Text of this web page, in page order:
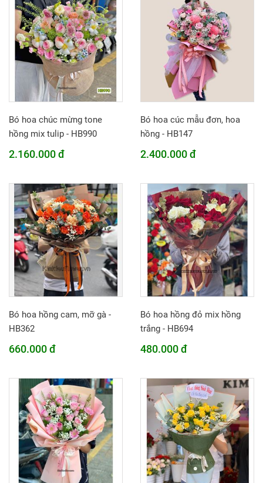
Bó hoa chúc mừng tone
hồng mix tulip - HB990
2.160.000 đ
Bó hoa cúc mẫu đơn, hoa
hồng - HB147
2.400.000 đ
Bó hoa hồng cam, mỡ gà -
HB362
660.000 đ
Bó hoa hồng đỏ mix hồng
trắng - HB694
480.000 đ